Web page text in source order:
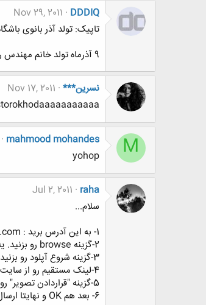
DDDIQ
Nov 29, 2011
تاپیک: تولد آذر بانوی
9 آذرماه تولد خانم مهندس رها مدیر تالار معمار
نسرین*** Nov 17, 2011
M
mahmood mohandes
yohop
raha
Jul 2, 2011
سلام...
1- به این آدرس برید : http://up.iranblog.com/
2-گزینه browse رو بزنید. یه پنجره باز میشه که از اونجا عکس مورد نظرتون رو از روی سیستمتون انتخاب می کنید.
3-گزینه شروع آپلود رو بزنید و منتظر باشید تا سایت یه لینک به شما بده
4-لینک مستقیم رو از سایت بالا کپی کنید ctrl+c
5-گزینه "قراردادن تصویر" رو در پیام یا پستی که میخواید ارسال کنید بزنید و اون لینکی که کپی کرده بودید رو تو پنجره ای که باز میشه paste کنید یا ctrl+v رو بزنید
6- بعد هم OK و نهایتا ارسال پیام یا پست.